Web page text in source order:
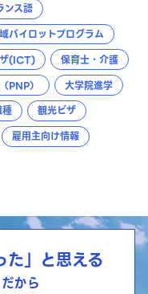
ンス語
パイロットプログラム
(ICT)
保育士・介護
PNP）
大学院進学
種
観光ビザ
雇用主向け情報
た」と思える
から